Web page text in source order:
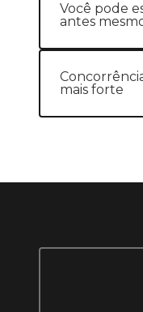
Você pode
antes
mais forte